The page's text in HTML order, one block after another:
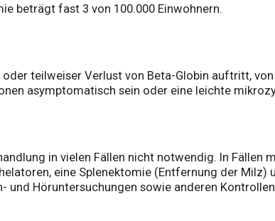
beträgt fast 3 von 100.000 Einwohnern.
teilweiser Verlust von Beta-Globin auftritt,
asymptomatisch sein oder eine leichte
in vielen Fällen nicht notwendig. In Fällen
eine Splenektomie (Entfernung der
und Höruntersuchungen sowie anderen